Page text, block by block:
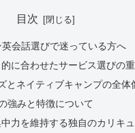
目次
会話選びで迷っている方へ
に合わせたサービス選びの
とネイティブキャンプの全体
強みと特徴について
力を維持する独自のカリキ